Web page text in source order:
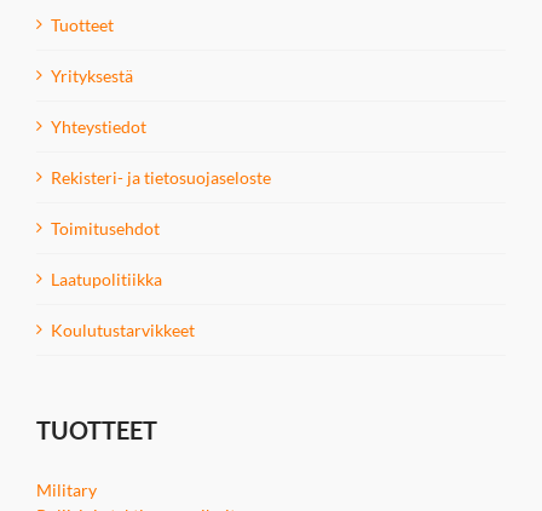
Tuotteet
Yrityksestä
Yhteystiedot
Rekisteri- ja tietosuojaseloste
Toimitusehdot
Laatupolitiikka
Koulutustarvikkeet
TUOTTEET
Military